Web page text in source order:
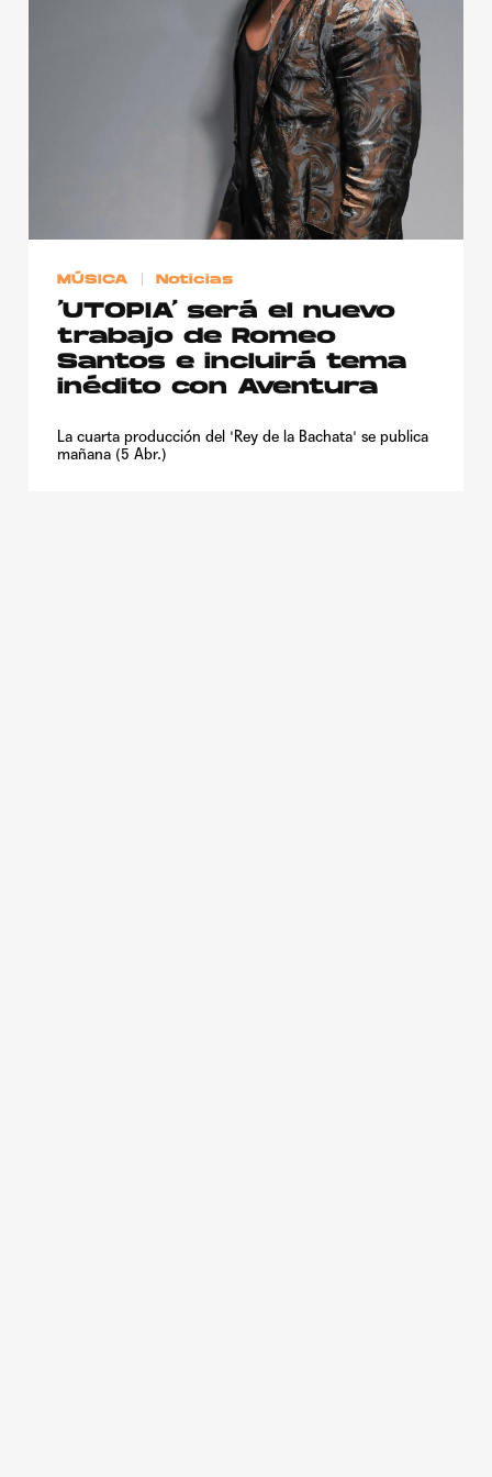
Publicidad
Contacto
Aviso Legal
© 2015-2022 UMOMAG. PROPIEDAD DE UMO agency. TODOS LOS
DERECHOS RESERVADOS.
MÚSICA Noticias
‘UTOPIA’ será el nuevo
trabajo de Romeo
Santos e incluirá tema
inédito con Aventura
La cuarta producción del 'Rey de la Bachata' se publica
mañana (5 Abr.)